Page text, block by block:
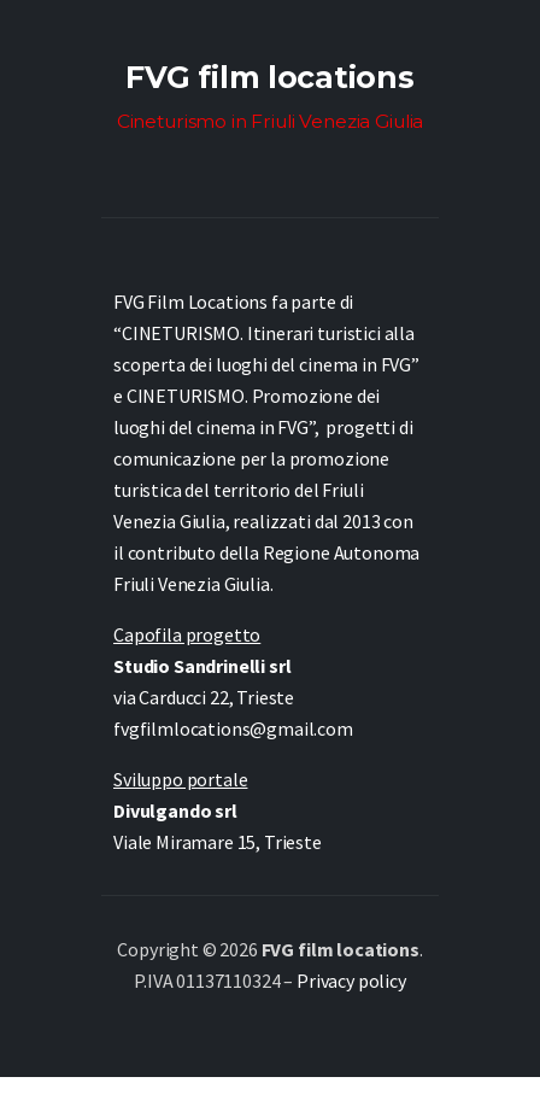
FVG film locations
Cineturismo in Friuli Venezia Giulia
FVG Film Locations fa parte di
“CINETURISMO. Itinerari turistici alla
scoperta dei luoghi del cinema in FVG”
e CINETURISMO. Promozione dei
luoghi del cinema in FVG”, progetti di
comunicazione per la promozione
turistica del territorio del Friuli
Venezia Giulia, realizzati dal 2013 con
il contributo della Regione Autonoma
Friuli Venezia Giulia.
Capofila progetto
Studio Sandrinelli srl
via Carducci 22, Trieste
fvgfilmlocations@gmail.com
Sviluppo portale
Divulgando srl
Viale Miramare 15, Trieste
Copyright © 2026 FVG film locations.
P.IVA 01137110324 – Privacy policy